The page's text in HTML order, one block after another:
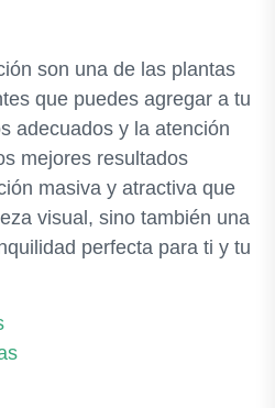
son una de las plantas
que puedes agregar a tu
adecuados y la atención
mejores resultados
masiva y atractiva que
visual, sino también una
perfecta para ti y tu